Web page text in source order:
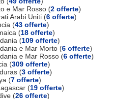
e Mar Rosso (2 offerte)
Arabi Uniti (6 offerte)
(43 offerte)
(18 offerte)
(109 offerte)
e Mar Morto (6 offerte)
e Mar Rosso (6 offerte)
(309 offerte)
(3 offerte)
(7 offerte)
(19 offerte)
(26 offerte)